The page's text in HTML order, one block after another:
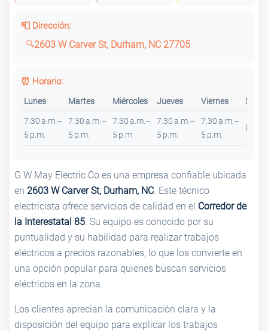
📮 Dirección:
2603 W Carver St, Durham, NC 27705
⏰ Horario:
Lunes Martes Miércoles Jueves Viernes
7:30 a.m.–
5 p.m.
7:30 a.m.–
5 p.m.
7:30 a.m.–
5 p.m.
7:30 a.m.–
5 p.m.
7:30 a.m.–
5 p.m.
G W May Electric Co es una empresa confiable ubicada
en 2603 W Carver St, Durham, NC. Este técnico
electricista ofrece servicios de calidad en el Corredor de
la Interestatal 85. Su equipo es conocido por su
puntualidad y su habilidad para realizar trabajos
eléctricos a precios razonables, lo que los convierte en
una opción popular para quienes buscan servicios
eléctricos en la zona.
Los clientes aprecian la comunicación clara y la
disposición del equipo para explicar los trabajos